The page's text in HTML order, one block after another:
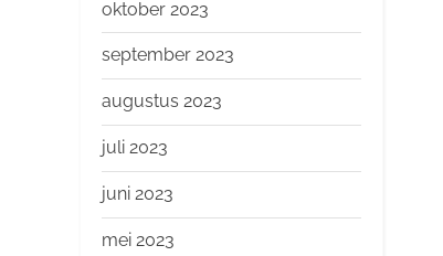
oktober 2023
september 2023
augustus 2023
juli 2023
juni 2023
mei 2023